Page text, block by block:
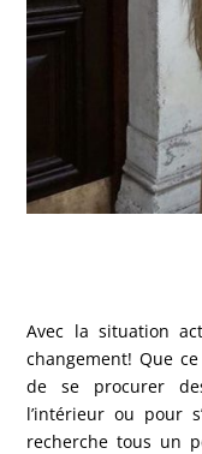
Avec la situation
changement! Que
de se procurer
l’intérieur ou pour
recherche tous un